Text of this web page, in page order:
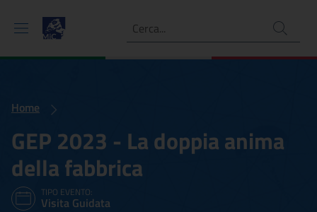
Ricerca
Home
GEP 2023 - La doppia anima
della fabbrica
TIPO EVENTO:
Visita Guidata